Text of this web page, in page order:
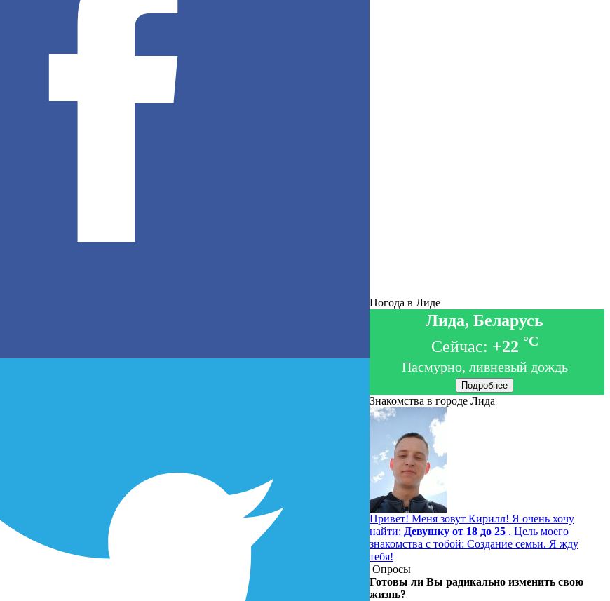
Погода в Лиде
Лида, Беларусь
Сейчас: +22 °C
Пасмурно, ливневый дождь
Подробнее
Знакомства в городе Лида
Привет! Меня зовут Кирилл! Я очень хочу
найти: Девушку от 18 до 25 . Цель моего
знакомства с тобой: Создание семьи. Я жду
тебя!
Опросы
Готовы ли Вы радикально изменить свою
жизнь?